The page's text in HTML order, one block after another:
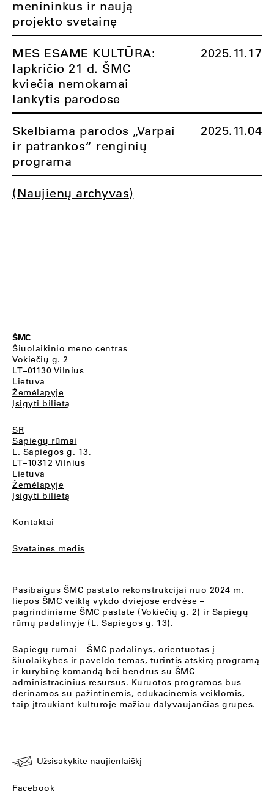
menininkus ir naują
projekto svetainę
MES ESAME KULTŪRA:
lapkričio 21 d. ŠMC
kviečia nemokamai
lankytis parodose
2025.11.17
Skelbiama parodos „Varpai
ir patrankos“ renginių
programa
2025.11.04
(Naujienų archyvas)
ŠMC
Šiuolaikinio meno centras
Vokiečių g. 2
LT–01130 Vilnius
Lietuva
Žemėlapyje
Įsigyti bilietą
SR
Sapiegų rūmai
L. Sapiegos g. 13,
LT–10312 Vilnius
Lietuva
Žemėlapyje
Įsigyti bilietą
Kontaktai
Svetainės medis
Pasibaigus ŠMC pastato rekonstrukcijai nuo 2024 m.
liepos ŠMC veiklą vykdo dviejose erdvėse –
pagrindiniame ŠMC pastate (Vokiečių g. 2) ir Sapiegų
rūmų padalinyje (L. Sapiegos g. 13).
Sapiegų rūmai – ŠMC padalinys, orientuotas į
šiuolaikybės ir paveldo temas, turintis atskirą programą
ir kūrybinę komandą bei bendrus su ŠMC
administracinius resursus. Kuruotos programos bus
derinamos su pažintinėmis, edukacinėmis veiklomis,
taip įtraukiant kultūroje mažiau dalyvaujančias grupes.
Užsisakykite naujienlaiškį
Facebook